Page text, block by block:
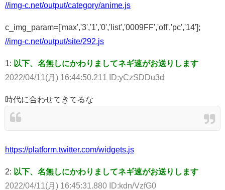
//img-c.net/output/category/anime.js
c_img_param=['max','3','1','0','list','0009FF','off','pc','14'];
//img-c.net/output/site/292.js
1: 以下、名無しにかわりましてネギ速がお送りします
2022/04/11(月) 16:44:50.211 ID:yCzSDDu3d
時代に合わせてきてるな
https://platform.twitter.com/widgets.js
2: 以下、名無しにかわりましてネギ速がお送りします
2022/04/11(月) 16:45:31.880 ID:kdn/VzfG0